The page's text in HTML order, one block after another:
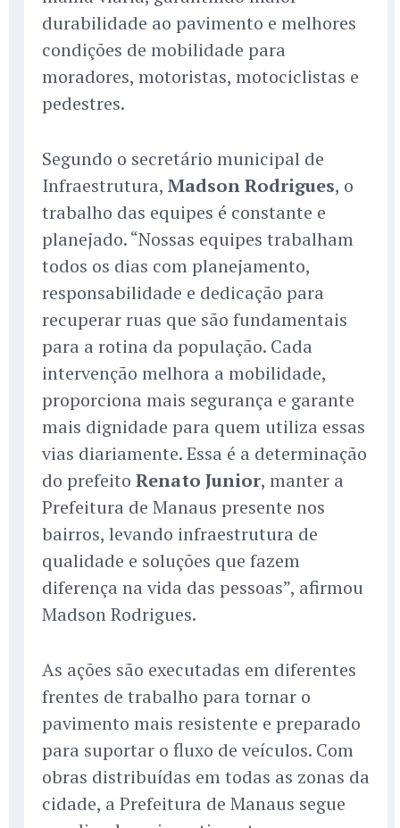
durabilidade ao pavimento e melhores
condições de mobilidade para
moradores, motoristas, motociclistas e
pedestres.
Segundo o secretário municipal de
Infraestrutura, Madson Rodrigues, o
trabalho das equipes é constante e
planejado. “Nossas equipes trabalham
todos os dias com planejamento,
responsabilidade e dedicação para
recuperar ruas que são fundamentais
para a rotina da população. Cada
intervenção melhora a mobilidade,
proporciona mais segurança e garante
mais dignidade para quem utiliza essas
vias diariamente. Essa é a determinação
do prefeito Renato Junior, manter a
Prefeitura de Manaus presente nos
bairros, levando infraestrutura de
qualidade e soluções que fazem
diferença na vida das pessoas”, afirmou
Madson Rodrigues.
As ações são executadas em diferentes
frentes de trabalho para tornar o
pavimento mais resistente e preparado
para suportar o fluxo de veículos. Com
obras distribuídas em todas as zonas da
cidade, a Prefeitura de Manaus segue